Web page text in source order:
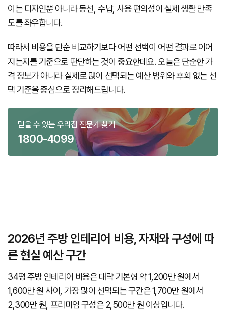
이는 디자인뿐 아니라 동선, 수납, 사용 편의성이 실제 생활 만족
도를 좌우합니다.
따라서 비용을 단순 비교하기보다 어떤 선택이 어떤 결과로 이어
지는지를 기준으로 판단하는 것이 중요한데요. 오늘은 단순한 가
격 정보가 아니라 실제로 많이 선택되는 예산 범위와 후회 없는 선
택 기준을 중심으로 정리해드립니다.
믿을 수 있는 우리집 전문가 찾기
1800-4099
2026년 주방 인테리어 비용, 자재와 구성에 따
른 현실 예산 구간
34평 주방 인테리어 비용은 대략 기본형 약 1,200만 원에서
1,600만 원 사이, 가장 많이 선택되는 구간은 1,700만 원에서
2,300만 원, 프리미엄 구성은 2,500만 원 이상입니다.